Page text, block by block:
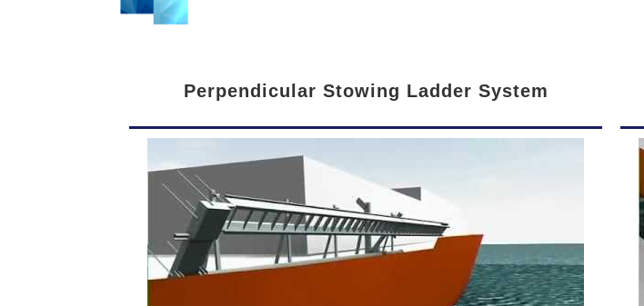
Perpendicular Stowing Ladder System